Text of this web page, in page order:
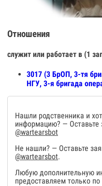
Отношения
служит или работает в (1
3017 (3 БрОП, 3-тя
НГУ, 3-я бригада
Нашли родственника и
информацию? — Оставьте
@wartearsbot
Не нашли? — Оставьте
@wartearsbot.
Любую дополнительную
предоставляем только по